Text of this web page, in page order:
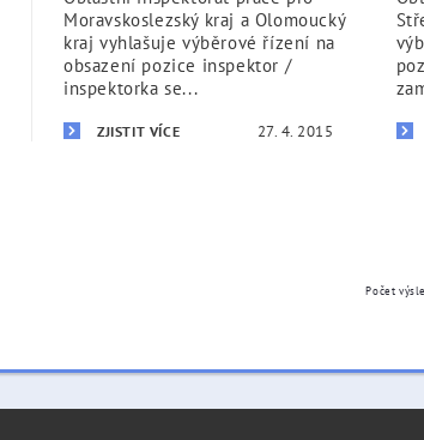
Moravskoslezský kraj a Olomoucký
kraj vyhlašuje výběrové řízení na
obsazení pozice inspektor /
inspektorka se...
ZJISTIT VÍCE 27. 4. 2015
Počet